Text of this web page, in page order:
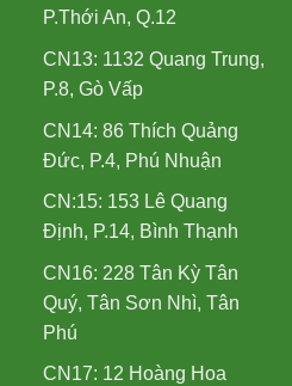
P.Thới An, Q.12
CN13: 1132 Quang Trung,
P.8, Gò Vấp
CN14: 86 Thích Quảng
Đức, P.4, Phú Nhuận
CN:15: 153 Lê Quang
Định, P.14, Bình Thạnh
CN16: 228 Tân Kỳ Tân
Quý, Tân Sơn Nhì, Tân
Phú
CN17: 12 Hoàng Hoa